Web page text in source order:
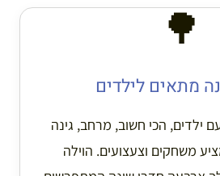
🌳
מתאים לילדים
ילדים, הכי חשוב, מרחב, גינה
משחקים וצעצועים. הוילה